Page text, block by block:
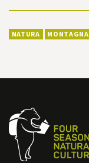
NATURA MONTAGNA